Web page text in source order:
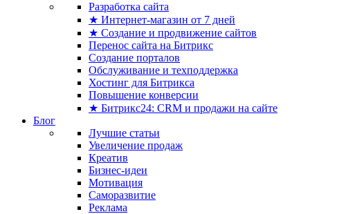
Разработка сайта
★ Интернет-магазин от 7 дней
★ Создание и продвижение сайтов
Перенос сайта на Битрикс
Создание порталов
Обслуживание и техподдержка
Хостинг для Битрикса
Повышение конверсии
★ Битрикс24: CRM и продажи на сайте
Блог
Лучшие статьи
Увеличение продаж
Креатив
Бизнес-идеи
Мотивация
Саморазвитие
Реклама